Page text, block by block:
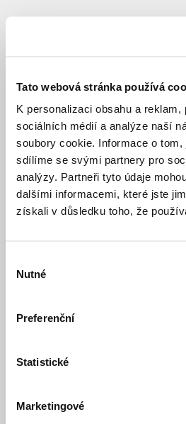
Tato webová stránka používá
K personalizaci obsahu a
sociálních médií a analýze naší
soubory cookie. Informace o
sdílíme se svými partnery pro
analýzy. Partneři tyto údaje
dalšími informacemi, které jste
získali v důsledku toho, že
souhlasu
Nutné
Preferenční
Statistické
Marketingové
FILTR